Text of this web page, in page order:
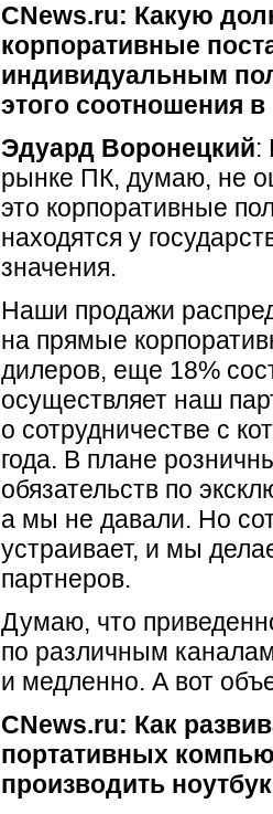
CNews.ru: Какую
корпоративные
индивидуальным
этого соотношения
Эдуард Воронецкий:
рынке ПК, думаю, не
это корпоративные
находятся у
значения.
Наши продажи
на прямые
дилеров, еще 18%
осуществляет наш
о сотрудничестве с
года. В плане
обязательств по
а мы не давали. Но
устраивает, и мы
партнеров.
Думаю, что
по различным
и медленно. А вот
CNews.ru: Как
портативных
производить